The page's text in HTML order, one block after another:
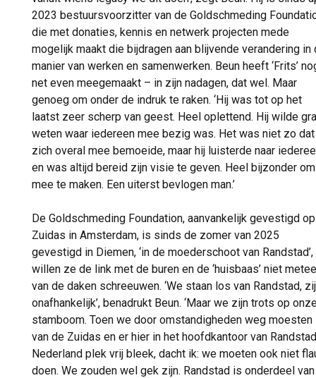
2023 bestuursvoorzitter van de Goldschmeding
die met donaties, kennis en netwerk projecten mede
mogelijk maakt die bijdragen aan blijvende verandering in
manier van werken en samenwerken. Beun heeft ‘Frits’
net even meegemaakt – in zijn nadagen, dat wel. Maar
genoeg om onder de indruk te raken. ‘Hij was tot op het
laatst zeer scherp van geest. Heel oplettend. Hij wilde
weten waar iedereen mee bezig was. Het was niet zo
zich overal mee bemoeide, maar hij luisterde naar
en was altijd bereid zijn visie te geven. Heel bijzonder om
mee te maken. Een uiterst bevlogen man.’
De Goldschmeding Foundation, aanvankelijk gevestigd
Zuidas in Amsterdam, is sinds de zomer van 2025
gevestigd in Diemen, ‘in de moederschoot van Randstad’,
willen ze de link met de buren en de ‘huisbaas’ niet
van de daken schreeuwen. ‘We staan los van Randstad,
onafhankelijk’, benadrukt Beun. ‘Maar we zijn trots op
stamboom. Toen we door omstandigheden weg moesten
van de Zuidas en er hier in het hoofdkantoor van Randstad
Nederland plek vrij bleek, dacht ik: we moeten ook niet
doen. We zouden wel gek zijn. Randstad is onderdeel van